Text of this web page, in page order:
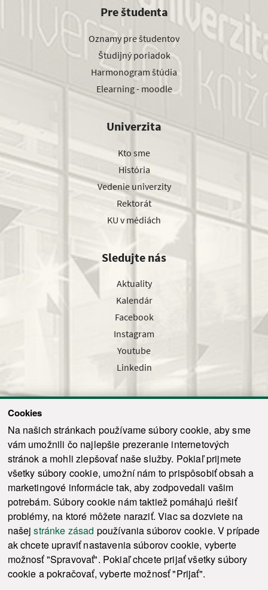
Cookies
Na našich stránkach používame súbory cookie, aby sme
vám umožnili čo najlepšie prezeranie internetových
stránok a mohli zlepšovať naše služby. Pokiaľ prijmete
všetky súbory cookie, umožní nám to prispôsobiť obsah a
marketingové informácie tak, aby zodpovedali vašim
potrebám. Súbory cookie nám taktiež pomáhajú riešiť
problémy, na ktoré môžete naraziť. Viac sa dozviete na
našejstránke zásad používania súborov cookie. V prípade
ak chcete upraviť nastavenia súborov cookie, vyberte
možnosť "Spravovať". Pokiaľ chcete prijať všetky súbory
cookie a pokračovať, vyberte možnosť "Prijať".
Pre študenta
Oznamy pre študentov
Študijný poriadok
Harmonogram štúdia
Elearning - moodle
Univerzita
Kto sme
História
Vedenie univerzity
Rektorát
KU v médiách
Sledujte nás
Aktuality
Kalendár
Facebook
Instagram
Youtube
Linkedin
Odoslať
© 2021-2026 ku.sk. Všetky práva vyhradené. | Ochrana osobných údajov
Vyhlásenie o prístupnosti |
Admin
This site is protected by reCAPTCHA and the Google Privacy Policy and Terms of
Service
apply.